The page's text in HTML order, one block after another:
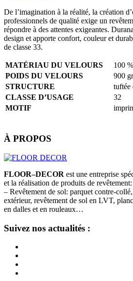
De l’imagination à la réalité, la création
professionnels de qualité exige un
répondre à des attentes exigeantes.
design et apporte confort, couleur et
de classe 33.
MATÉRIAU DU VELOURS
100
POIDS DU VELOURS
900
STRUCTURE
tuftée
CLASSE D’USAGE
32
MOTIF
À PROPOS
FLOOR–DECOR est une entreprise
et la réalisation de produits de revêtement:
– Revêtement de sol: parquet contre-
extérieur, revêtement de sol en LVT,
en dalles et en rouleaux…
Suivez nos actualités :